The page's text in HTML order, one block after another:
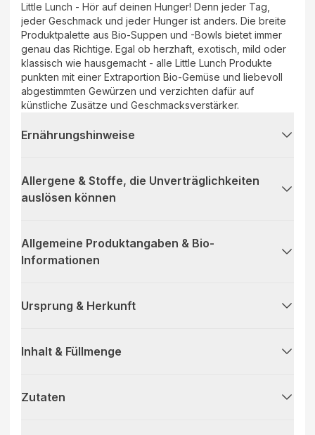
Little Lunch - Hör auf deinen Hunger! Denn jeder Tag,
jeder Geschmack und jeder Hunger ist anders. Die breite
Produktpalette aus Bio-Suppen und -Bowls bietet immer
genau das Richtige. Egal ob herzhaft, exotisch, mild oder
klassisch wie hausgemacht - alle Little Lunch Produkte
punkten mit einer Extraportion Bio-Gemüse und liebevoll
abgestimmten Gewürzen und verzichten dafür auf
künstliche Zusätze und Geschmacksverstärker.
Ernährungshinweise
Allergene & Stoffe, die Unverträglichkeiten
auslösen können
Allgemeine Produktangaben & Bio-
Informationen
Ursprung & Herkunft
Inhalt & Füllmenge
Zutaten